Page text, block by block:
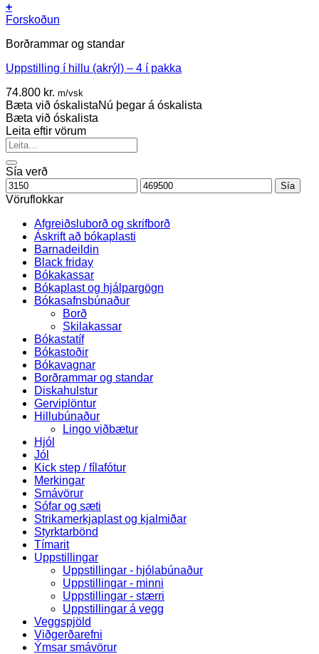
+
Forskoðun
Borðrammar og standar
Uppstilling í hillu (akrýl) – 4 í pakka
74.800 kr. m/vsk
Bæta við óskalistaNú þegar á óskalista
Bæta við óskalista
Leita eftir vörum
Search
for:
Sía verð
Lágmarksverð
Hámarksverð Sía
Vöruflokkar
Afgreiðsluborð og skrifborð
Áskrift að bókaplasti
Barnadeildin
Black friday
Bókakassar
Bókaplast og hjálpargögn
Bókasafnsbúnaður
Borð
Skilakassar
Bókastatíf
Bókastoðir
Bókavagnar
Borðrammar og standar
Diskahulstur
Gerviplöntur
Hillubúnaður
Lingo viðbætur
Hjól
Jól
Kick step / fílafótur
Merkingar
Smávörur
Sófar og sæti
Strikamerkjaplast og kjalmiðar
Styrktarbönd
Tímarit
Uppstillingar
Uppstillingar - hjólabúnaður
Uppstillingar - minni
Uppstillingar - stærri
Uppstillingar á vegg
Veggspjöld
Viðgerðarefni
Ýmsar smávörur